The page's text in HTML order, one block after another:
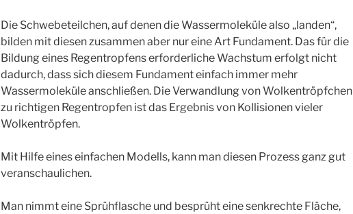
Die Schwebeteilchen, auf denen die Wassermoleküle also „landen“,
bilden mit diesen zusammen aber nur eine Art Fundament. Das für die
Bildung eines Regentropfens erforderliche Wachstum erfolgt nicht
dadurch, dass sich diesem Fundament einfach immer mehr
Wassermoleküle anschließen. Die Verwandlung von Wolkentröpfchen
zu richtigen Regentropfen ist das Ergebnis von Kollisionen vieler
Wolkentröpfen.
Mit Hilfe eines einfachen Modells, kann man diesen Prozess ganz gut
veranschaulichen.
Man nimmt eine Sprühflasche und besprüht eine senkrechte Fläche,